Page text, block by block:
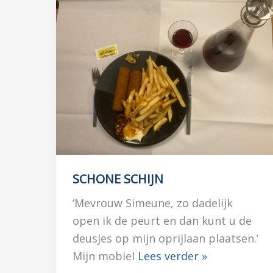
SCHONE SCHIJN
‘Mevrouw Simeune, zo dadelijk
open ik de peurt en dan kunt u de
deusjes op mijn oprijlaan plaatsen.’
Mijn mobiel Lees verder »